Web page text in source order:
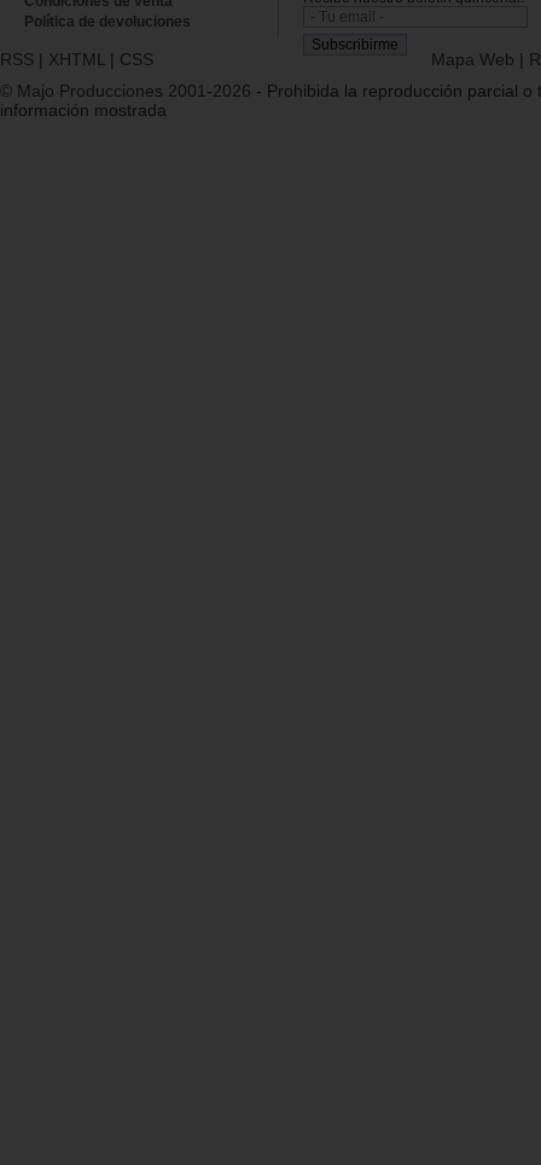
Política de devoluciones
RSS | XHTML | CSS Mapa Web |
© Majo Producciones 2001-2026 - Prohibida la reproducción parcial o
información mostrada